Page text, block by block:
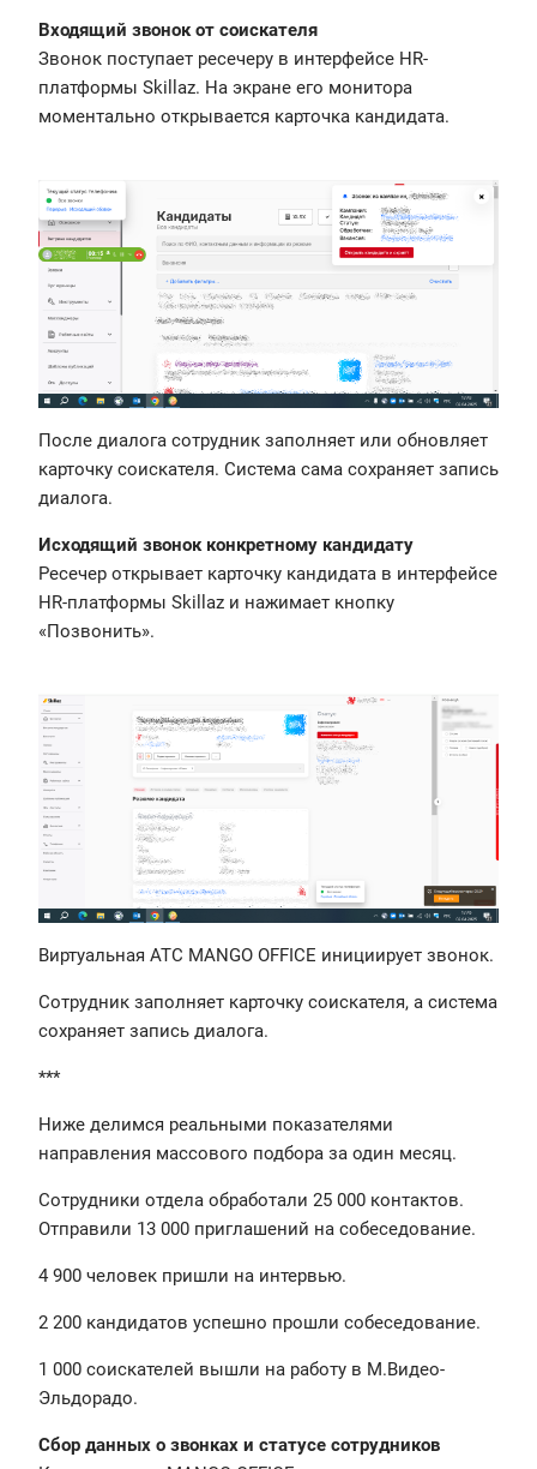
Входящий звонок от соискателя
Звонок поступает ресечеру в интерфейсе HR-
платформы Skillaz. На экране его монитора
моментально открывается карточка кандидата.
После диалога сотрудник заполняет или обновляет
карточку соискателя. Система сама сохраняет запись
диалога.
Исходящий звонок конкретному кандидату
Ресечер открывает карточку кандидата в интерфейсе
HR-платформы Skillaz и нажимает кнопку
«Позвонить».
Виртуальная АТС MANGO OFFICE инициирует звонок.
Сотрудник заполняет карточку соискателя, а система
сохраняет запись диалога.
***
Ниже делимся реальными показателями
направления массового подбора за один месяц.
Сотрудники отдела обработали 25 000 контактов.
Отправили 13 000 приглашений на собеседование.
4 900 человек пришли на интервью.
2 200 кандидатов успешно прошли собеседование.
1 000 соискателей вышли на работу в М.Видео-
Эльдорадо.
Сбор данных о звонках и статусе сотрудников